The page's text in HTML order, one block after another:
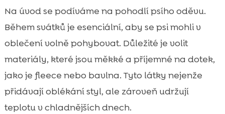
Na úvod se podíváme na pohodlí psího oděvu.
Během svátků je esenciální, aby se psi mohli v
oblečení volně pohybovat. Důležité je volit
materiály, které jsou měkké a příjemné na dotek,
jako je fleece nebo bavlna. Tyto látky nejenže
přidávají oblékání styl, ale zároveň udržují
teplotu v chladnějších dnech.